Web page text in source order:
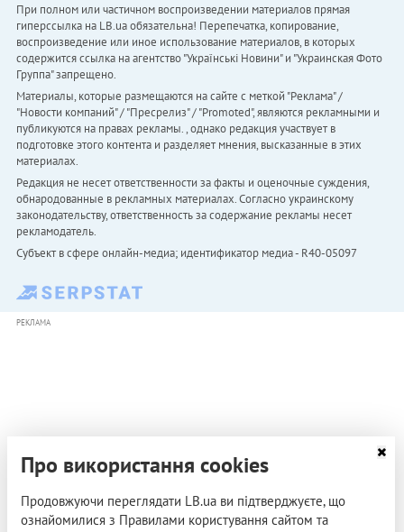
При полном или частичном воспроизведении материалов прямая
гиперссылка на LB.ua обязательна! Перепечатка, копирование,
воспроизведение или иное использование материалов, в которых
содержится ссылка на агентство "Українськi Новини" и "Украинская Фото
Группа" запрещено.
Материалы, которые размещаются на сайте с меткой "Реклама" /
"Новости компаний" / "Пресрелиз" / "Promoted", являются рекламными и
публикуются на правах рекламы. , однако редакция участвует в
подготовке этого контента и разделяет мнения, высказанные в этих
материалах.
Редакция не несет ответственности за факты и оценочные суждения,
обнародованные в рекламных материалах. Согласно украинскому
законодательству, ответственность за содержание рекламы несет
рекламодатель.
Субъект в сфере онлайн-медиа; идентификатор медиа - R40-05097
РЕКЛАМА
Про використання cookies
Продовжуючи переглядати LB.ua ви підтверджуєте, що
ознайомилися з Правилами користування сайтом та